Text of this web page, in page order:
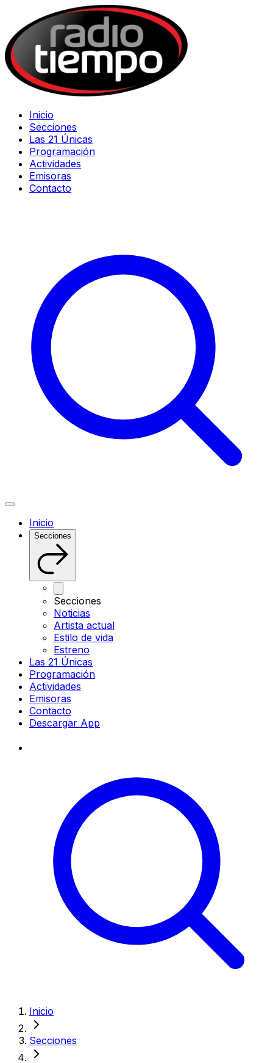
Inicio
Secciones
Las 21 Únicas
Programación
Actividades
Emisoras
Contacto
Inicio
Secciones
Secciones
Noticias
Artista actual
Estilo de vida
Estreno
Las 21 Únicas
Programación
Actividades
Emisoras
Contacto
Descargar App
Inicio
Secciones